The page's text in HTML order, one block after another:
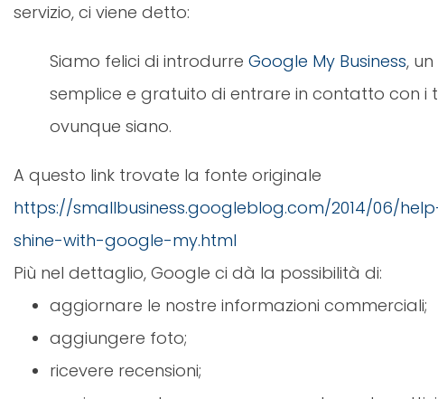
servizio, ci viene detto:
Siamo felici di introdurre Google My Business,
semplice e gratuito di entrare in contatto con i
ovunque siano.
A questo link trovate la fonte originale
https://smallbusiness.googleblog.com/2014/06/
shine-with-google-my.html
Più nel dettaglio, Google ci dà la possibilità di:
aggiornare le nostre informazioni commerciali;
aggiungere foto;
ricevere recensioni;